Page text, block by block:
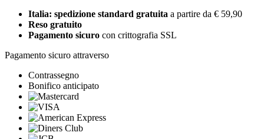
Italia: spedizione standard gratuita a partire da € 59,90
Reso gratuito
Pagamento sicuro con crittografia SSL
Pagamento sicuro attraverso
Contrassegno
Bonifico anticipato